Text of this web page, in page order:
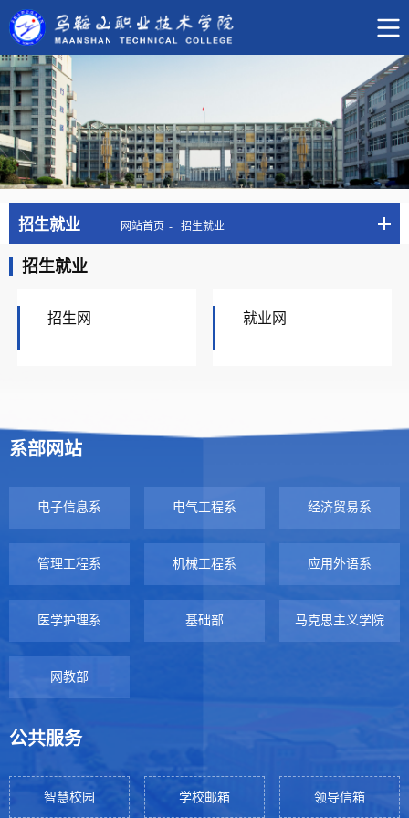
招生就业 网站首页 招生就业
招生就业
招生网 就业网
系部网站
电子信息系 电气工程系 经济贸易系
管理工程系 机械工程系 应用外语系
医学护理系 基础部 马克思主义学院
网教部
公共服务
智慧校园 学校邮箱 领导信箱